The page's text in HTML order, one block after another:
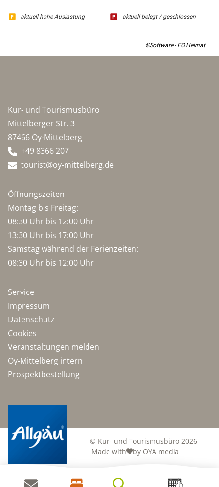
aktuell hohe Auslastung aktuell belegt / geschlossen
©Software - EO.Heimat
Kur- und Tourismusbüro
Mittelberger Str. 3
87466 Oy-Mittelberg
+49 8366 207
tourist@oy-mittelberg.de
Öffnungszeiten
Montag bis Freitag:
08:30 Uhr bis 12:00 Uhr
13:30 Uhr bis 17:00 Uhr
Samstag während der Ferienzeiten:
08:30 Uhr bis 12:00 Uhr
Service
Impressum
Datenschutz
Cookies
Veranstaltungen melden
Oy-Mittelberg intern
Prospektbestellung
© Kur- und Tourismusbüro 2026
Made with
by OYA media